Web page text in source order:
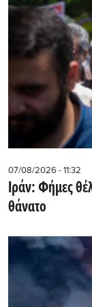
07/08/2026 - 11:32
Ιράν: Φήμες
θάνατο